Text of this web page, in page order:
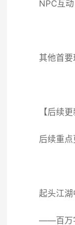
NPC互
其他首
【后续
后续重
起头江
——百万